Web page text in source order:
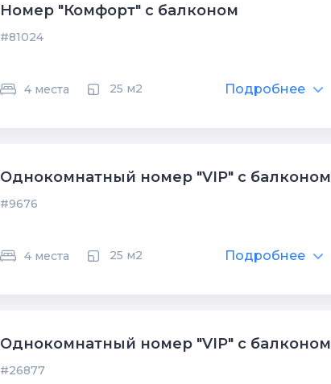
Номер "Комфорт" с балконом
#81024
4 места 25 м2 Подробнее
Однокомнатный номер "VIP" с балконом
#9676
4 места 25 м2 Подробнее
Однокомнатный номер "VIP" с балконом
#26877